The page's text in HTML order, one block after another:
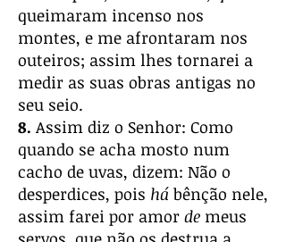
queimaram incenso nos
montes, e me afrontaram nos
outeiros; assim lhes tornarei a
medir as suas obras antigas no
seu seio.
8. Assim diz o Senhor: Como
quando se acha mosto num
cacho de uvas, dizem: Não o
desperdices, pois há bênção nele,
assim farei por amor de meus